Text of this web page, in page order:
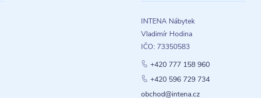
INTENA Nábytek
Vladimír Hodina
IČO: 73350583
+420 777 158 960
+420 596 729 734
obchod@intena.cz